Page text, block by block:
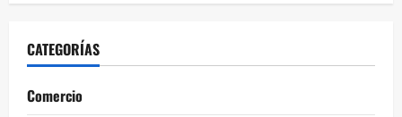
CATEGORÍAS
Comercio